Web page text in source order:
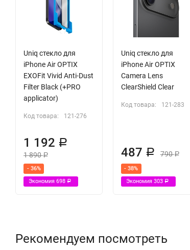
Uniq стекло для
iPhone Air OPTIX
EXOFit Vivid Anti-Dust
Filter Black (+PRO
applicator)
Код товара: 121-276
1 192 Р
1 890Р
- 36%
Экономия 698 Р
Uniq стекло для
iPhone Air OPTIX
Camera Lens
ClearShield Clear
Код товара: 121-283
487 Р 790Р
- 38%
Экономия 303 Р
Рекомендуем посмотреть